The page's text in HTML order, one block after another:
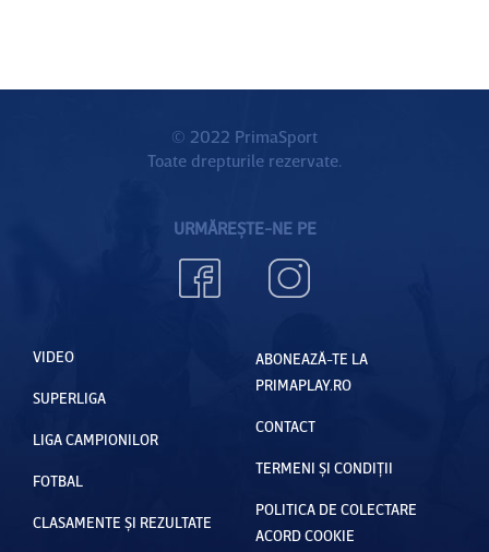
© 2022 PrimaSport
Toate drepturile rezervate.
URMĂREȘTE-NE PE
VIDEO
SUPERLIGA
LIGA CAMPIONILOR
FOTBAL
CLASAMENTE ȘI REZULTATE
ABONEAZĂ-TE LA
PRIMAPLAY.RO
CONTACT
TERMENI ȘI CONDIȚII
POLITICA DE COLECTARE
ACORD COOKIE